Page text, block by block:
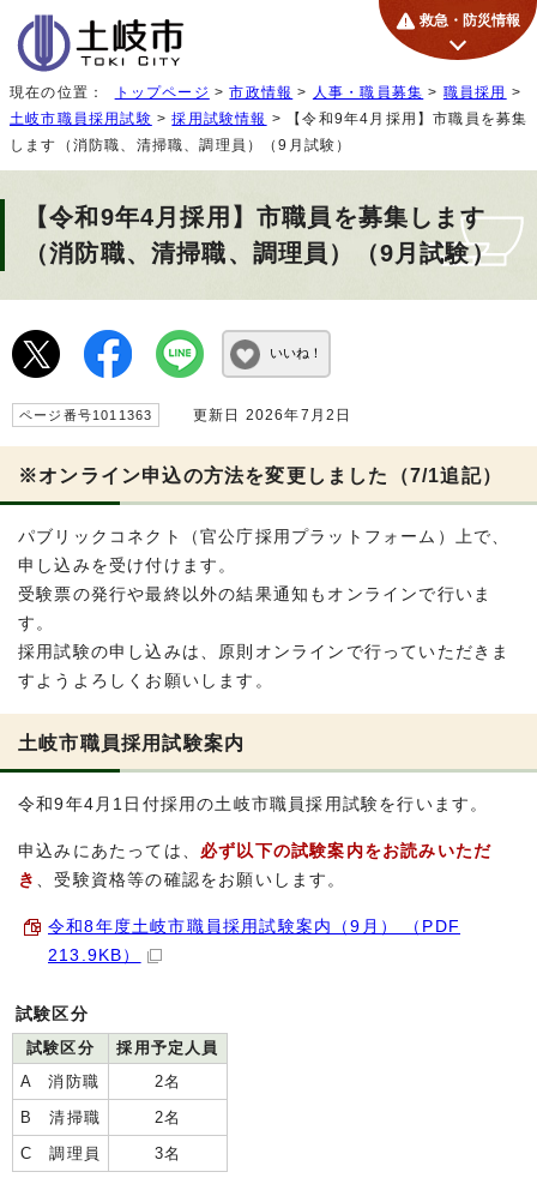
救急・防災情報
現在の位置： トップページ >市政情報 > 人事・職員募集 > 職員採用 >
土岐市職員採用試験 >採用試験情報 > 【令和9年4月採用】市職員を募集
します（消防職、清掃職、調理員）（9月試験）
【令和9年4月採用】市職員を募集します
（消防職、清掃職、調理員）（9月試験）
いいね！
ページ番号1011363 更新日 2026年7月2日
※オンライン申込の方法を変更しました（7/1追記）
パブリックコネクト（官公庁採用プラットフォーム）上で、
申し込みを受け付けます。
受験票の発行や最終以外の結果通知もオンラインで行いま
す。
採用試験の申し込みは、原則オンラインで行っていただきま
すようよろしくお願いします。
土岐市職員採用試験案内
令和9年4月1日付採用の土岐市職員採用試験を行います。
申込みにあたっては、 必ず以下の試験案内をお読みいただ
き
、受験資格等の確認をお願いします。
令和8年度土岐市職員採用試験案内（9月） （PDF
213.9KB）
試験区分
試験区分
採用予定人員
A 消防職
2名
B 清掃職
2名
C 調理員
3名